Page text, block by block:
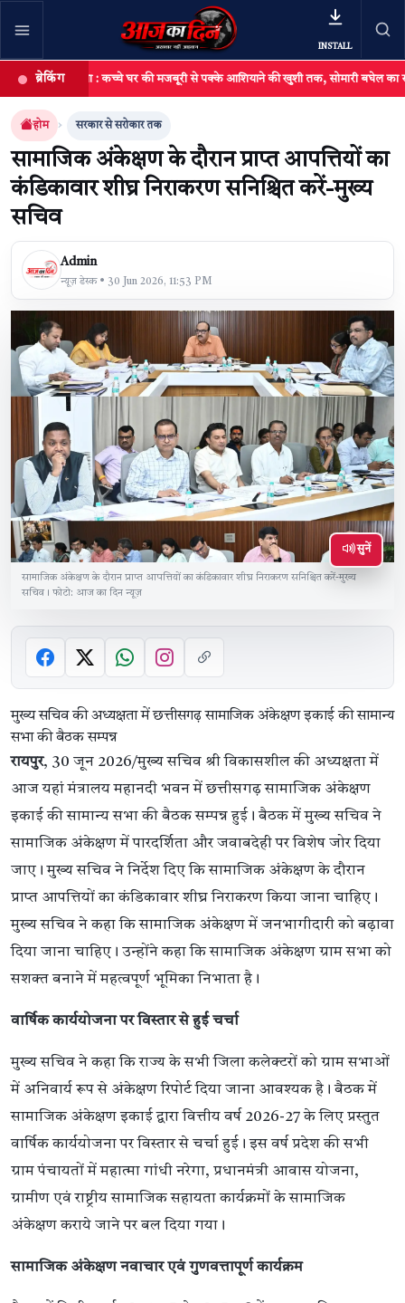
INSTALL
खबर खोजें
खोजें
ब्रेकिंग
सुकमा : कच्चे घर की मजबूरी से पक्के आशियाने की खुशी तक, सोमारी बघेल का सपना हुआ
होम सरकार से सरोकार तक
सामाजिक अंकेक्षण के दौरान प्राप्त आपत्तियों का
कंडिकावार शीघ्र निराकरण सनिश्चित करें-मुख्य
सचिव
Admin
न्यूज़ डेस्क • 30 Jun 2026, 11:53 PM
सुनें
सामाजिक अंकेक्षण के दौरान प्राप्त आपत्तियों का कंडिकावार शीघ्र निराकरण सनिश्चित करें-मुख्य
सचिव। फोटो: आज का दिन न्यूज़
मुख्य सचिव की अध्यक्षता में छत्तीसगढ़ सामाजिक अंकेक्षण इकाई की सामान्य
सभा की बैठक सम्पन्न
रायपुर, 30 जून 2026/मुख्य सचिव श्री विकासशील की अध्यक्षता में
आज यहां मंत्रालय महानदी भवन में छत्तीसगढ़ सामाजिक अंकेक्षण
इकाई की सामान्य सभा की बैठक सम्पन्न हुई। बैठक में मुख्य सचिव ने
सामाजिक अंकेक्षण में पारदर्शिता और जवाबदेही पर विशेष जोर दिया
जाए। मुख्य सचिव ने निर्देश दिए कि सामाजिक अंकेक्षण के दौरान
प्राप्त आपत्तियों का कंडिकावार शीघ्र निराकरण किया जाना चाहिए।
मुख्य सचिव ने कहा कि सामाजिक अंकेक्षण में जनभागीदारी को बढ़ावा
दिया जाना चाहिए। उन्होंने कहा कि सामाजिक अंकेक्षण ग्राम सभा को
सशक्त बनाने में महत्वपूर्ण भूमिका निभाता है।
वार्षिक कार्ययोजना पर विस्तार से हुई चर्चा
मुख्य सचिव ने कहा कि राज्य के सभी जिला कलेक्टरों को ग्राम सभाओं
में अनिवार्य रूप से अंकेक्षण रिपोर्ट दिया जाना आवश्यक है। बैठक में
सामाजिक अंकेक्षण इकाई द्वारा वित्तीय वर्ष 2026-27 के लिए प्रस्तुत
वार्षिक कार्ययोजना पर विस्तार से चर्चा हुई। इस वर्ष प्रदेश की सभी
ग्राम पंचायतों में महात्मा गांधी नरेगा, प्रधानमंत्री आवास योजना,
ग्रामीण एवं राष्ट्रीय सामाजिक सहायता कार्यक्रमों के सामाजिक
अंकेक्षण कराये जाने पर बल दिया गया।
सामाजिक अंकेक्षण नवाचार एवं गुणवत्तापूर्ण कार्यक्रम